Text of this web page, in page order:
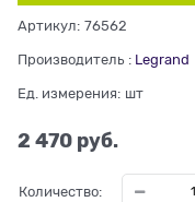
Артикул: 76562
Производитель : Legrand
Ед. измерения: шт
2 470 руб.
Количество: